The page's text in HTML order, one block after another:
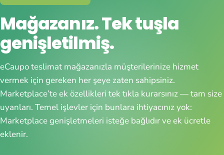
Mağazanız. Tek tuşla
genişletilmiş.
eCaupo teslimat mağazanızla müşterilerinize hizmet
vermek için gereken her şeye zaten sahipsiniz.
Marketplace’te ek özellikleri tek tıkla kurarsınız — tam size
uyanları. Temel işlevler için bunlara ihtiyacınız yok:
Marketplace genişletmeleri isteğe bağlıdır ve ek ücretle
eklenir.